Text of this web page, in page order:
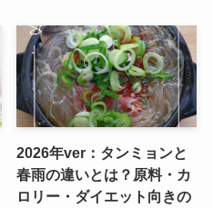
2026年ver：タンミョンと
春雨の違いとは？原料・カ
ロリー・ダイエット向きの